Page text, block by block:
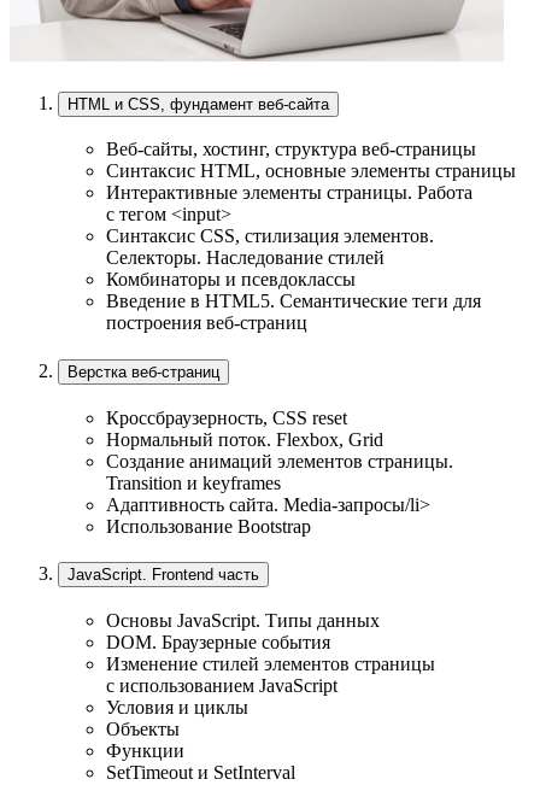
HTML и CSS, фундамент веб-сайта
Веб-сайты, хостинг, структура веб-страницы
Синтаксис HTML, основные элементы страницы
Интерактивные элементы страницы. Работа
с тегом <input>
Синтаксис CSS, стилизация элементов.
Селекторы. Наследование стилей
Комбинаторы и псевдоклассы
Введение в HTML5. Семантические теги для
построения веб-страниц
Верстка веб-страниц
Кроссбраузерность, CSS reset
Нормальный поток. Flexbox, Grid
Создание анимаций элементов страницы.
Transition и keyframes
Адаптивность сайта. Media-запросы/li>
Использование Bootstrap
JavaScript. Frontend часть
Основы JavaScript. Типы данных
DOM. Браузерные события
Изменение стилей элементов страницы
с использованием JavaScript
Условия и циклы
Объекты
Функции
SetTimeout и SetInterval